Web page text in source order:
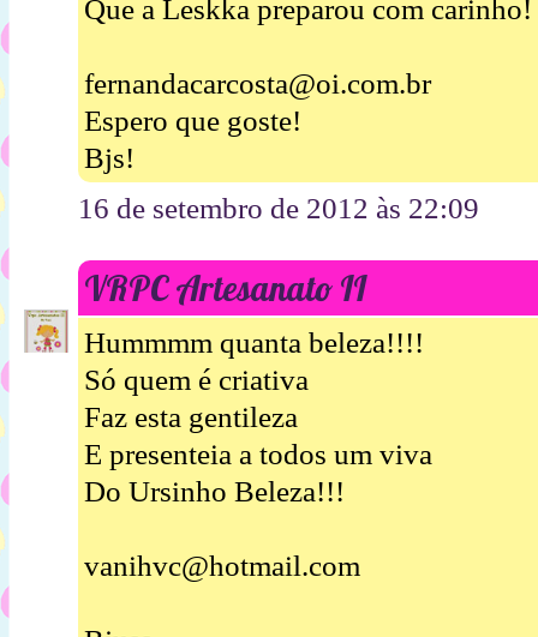
Que a Leskka preparou com carinho!
fernandacarcosta@oi.com.br
Espero que goste!
Bjs!
16 de setembro de 2012 às 22:09
VRPC Artesanato II
Hummmm quanta beleza!!!!
Só quem é criativa
Faz esta gentileza
E presenteia a todos um viva
Do Ursinho Beleza!!!
vanihvc@hotmail.com